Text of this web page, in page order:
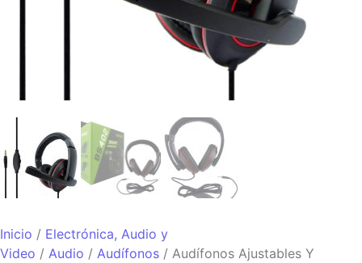
Inicio / Electrónica, Audio y
Video / Audio / Audífonos / Audífonos Ajustables Y